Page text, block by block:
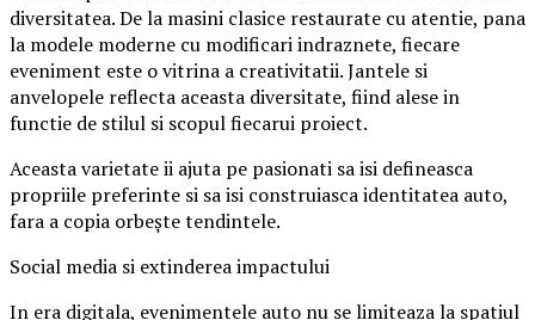
diversitatea. De la masini clasice restaurate cu atentie, pana
la modele moderne cu modificari indraznete, fiecare
eveniment este o vitrina a creativitatii. Jantele si
anvelopele reflecta aceasta diversitate, fiind alese in
functie de stilul si scopul fiecarui proiect.
Aceasta varietate ii ajuta pe pasionati sa isi defineasca
propriile preferinte si sa isi construiasca identitatea auto,
fara a copia orbește tendintele.
Social media si extinderea impactului
In era digitala, evenimentele auto nu se limiteaza la spatiul